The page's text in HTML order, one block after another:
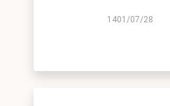
1401/07/28